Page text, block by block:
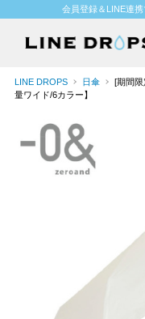
会員登録＆LINE連
LINE DROPS 日傘
[期間
量ワイド/6カラー】